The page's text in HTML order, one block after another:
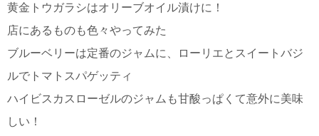
黄金トウガラシはオリーブオイル漬けに！
店にあるものも色々やってみた
ブルーベリーは定番のジャムに、ローリエとスイートバジ
ルでトマトスパゲッティ
ハイビスカスローゼルのジャムも甘酸っぱくて意外に美味
しい！